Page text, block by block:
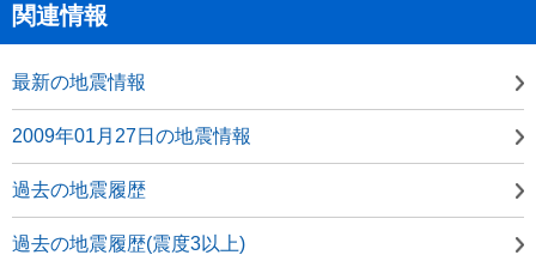
関連情報
最新の地震情報
2009年01月27日の地震情報
過去の地震履歴
過去の地震履歴(震度3以上)